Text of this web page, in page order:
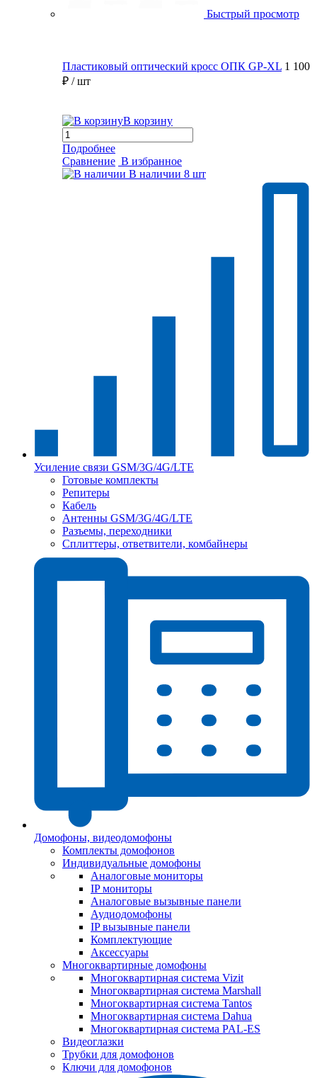
Быстрый просмотр
Пластиковый оптический кросс ОПК GP-XL 1 100
₽ / шт
В корзину
Подробнее
Сравнение В избранное
В наличии 8 шт
Усиление связи GSM/3G/4G/LTE
Готовые комплекты
Репитеры
Кабель
Антенны GSM/3G/4G/LTE
Разъемы, переходники
Сплиттеры, ответвители, комбайнеры
Домофоны, видеодомофоны
Комплекты домофонов
Индивидуальные домофоны
Аналоговые мониторы
IP мониторы
Аналоговые вызывные панели
Аудиодомофоны
IP вызывные панели
Комплектующие
Аксессуары
Многоквартирные домофоны
Многоквартирная система Vizit
Многоквартирная система Marshall
Многоквартирная система Tantos
Многоквартирная система Dahua
Многоквартирная система PAL-ES
Видеоглазки
Трубки для домофонов
Ключи для домофонов